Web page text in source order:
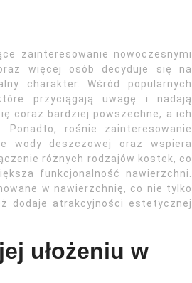
zainteresowanie nowoczesnymi
więcej osób decyduje się na
charakter. Wśród popularnych
przyciągają uwagę i nadają
coraz bardziej powszechne, a ich
rośnie zainteresowanie
wody deszczowej oraz wspiera
różnych rodzajów kostek, co
funkcjonalność nawierzchni.
w nawierzchnię, co nie tylko
dodaje atrakcyjności estetycznej
ułożeniu w